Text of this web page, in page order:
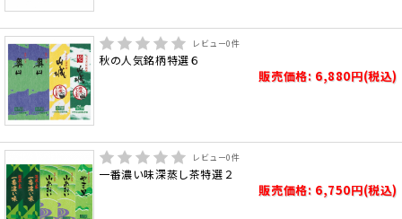
レビュー0件
秋の人気銘柄特選６
販売価格: 6,880円(税込)
レビュー0件
一番濃い味深蒸し茶特選２
販売価格: 6,750円(税込)